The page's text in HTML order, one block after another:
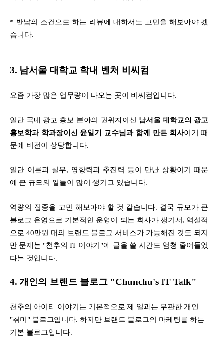
* 반납의 조건으로 하는 리뷰에 대하서도 고민을 해보아야 겠
습니다.
3. 남서울 대학교 학내 벤처 비씨컴
요즘 가장 많은 업무량이 나오는 곳이 비씨컴입니다.
일단 국내 광고 홍보 분야의 권위자이신 남서울 대학교의 광고
홍보학과 학과장이신 윤일기 교수님과 함께 만든 회사이기 때
문에 비전이 상당합니다.
일단 이론과 실무, 영향력과 추진력 등이 만난 상황이기 때문
에 큰 규모의 일들이 많이 생기고 있습니다.
역량의 집중을 고민 해보아야 할 것 같습니다. 결국 규모가 큰
블로그 운영으로 기본적인 운영이 되는 회사가 생겨서, 역설적
으로 40만원 대의 브랜드 블로그 서비스가 가능해진 것도 되지
만 문제는 "천추의 IT 이야기"에 글을 쓸 시간도 엄청 줄어들었
다는 것입니다.
4. 개인의 브랜드 블로그 "Chunchu's IT Talk"
천추의 아이티 이야기는 기본적으로 제 일과는 무관한 개인
"취미" 블로그입니다. 하지만 브랜드 블로그의 마케팅를 하는
기본 블로그입니다.